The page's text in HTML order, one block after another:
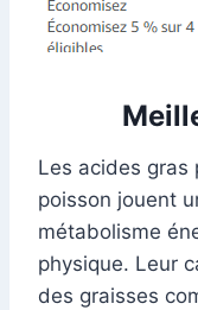
Les acides gras
poisson jouent
métabolisme
physique. Leur
des graisses